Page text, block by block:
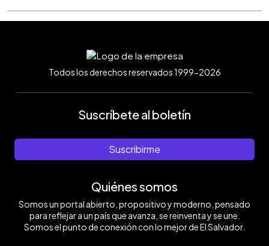
Todos los derechos reservados 1999-2026
Suscríbete al boletín
Suscribirme
Quiénes somos
Somos un portal abierto, propositivo y moderno, pensado
para reflejar a un país que avanza, se reinventa y se une.
Somos el punto de conexión con lo mejor de El Salvador.